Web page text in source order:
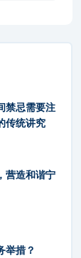
禁忌需要注
传统讲究
营造和谐宁
举措？